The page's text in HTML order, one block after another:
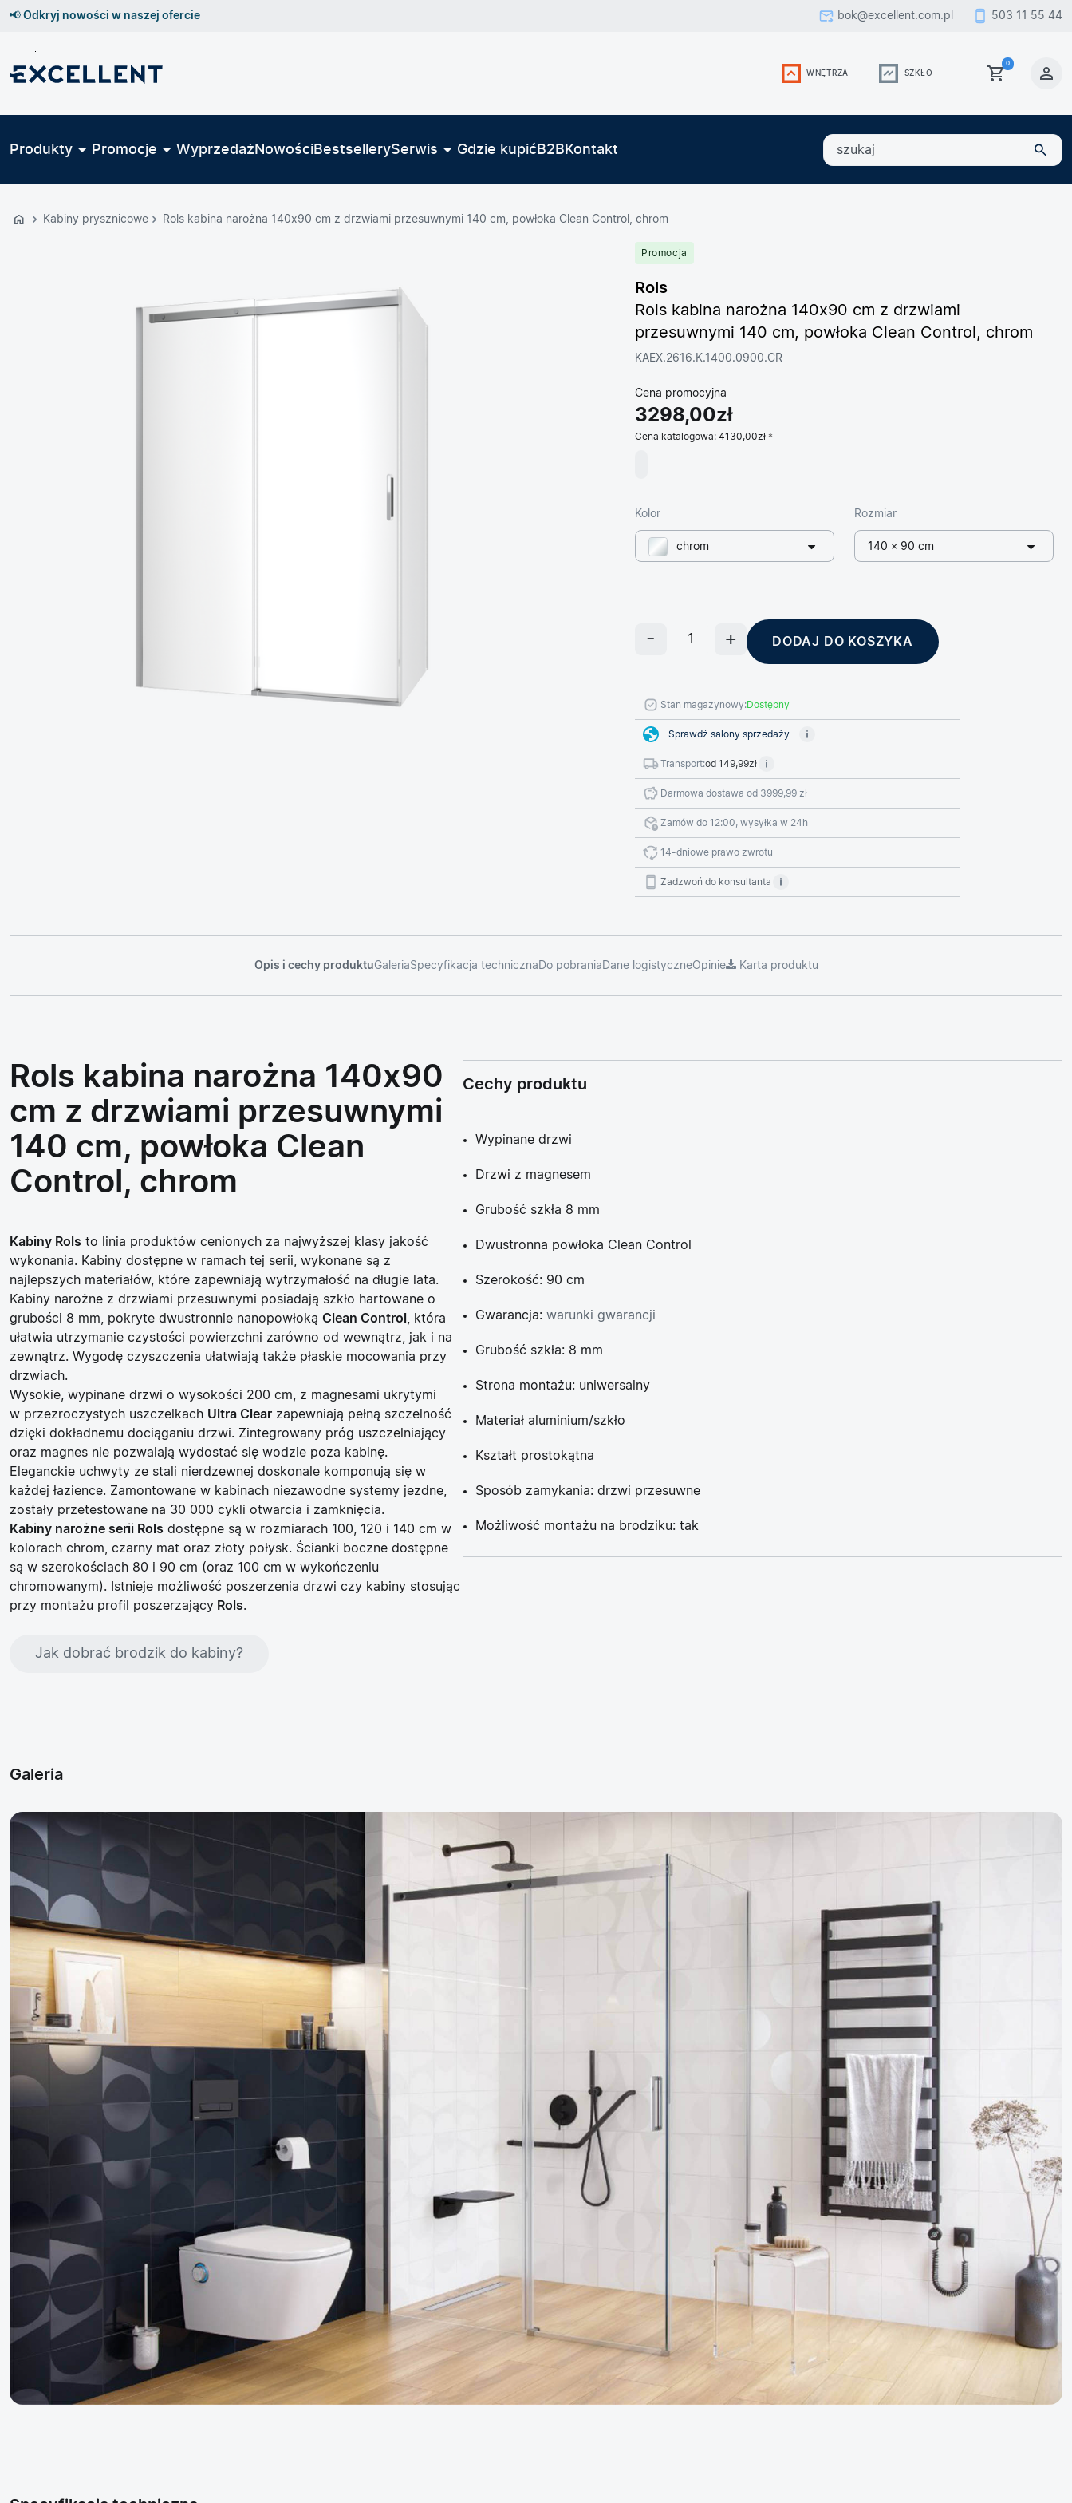
Przejdź
GŁÓWNEJ
📢 Odkryj nowości w naszej ofercie bok@excellent.com.pl 503 11 55 44
WNĘTRZA SZKŁO
0
Produkty Promocje Wyprzedaż NowościBestsellerySerwis Gdzie kupićB2B Kontakt
szukaj
Kabiny prysznicowe Rols kabina narożna 140x90 cm z drzwiami przesuwnymi 140 cm, powłoka Clean Control, chrom
Promocja
Rols
Rols kabina narożna 140x90 cm z drzwiami
przesuwnymi 140 cm, powłoka Clean Control, chrom
KAEX.2616.K.1400.0900.CR
Cena promocyjna
3298,00zł
Cena katalogowa: 4130,00zł
Kolor
chrom
Rozmiar
140 × 90 cm
DODAJ DO KOSZYKA
Stan magazynowy:Dostępny
Sprawdź salony sprzedaży
Transport:od 149,99zł
Darmowa dostawa od 3999,99 zł
Zamów do 12:00, wysyłka w 24h
14-dniowe prawo zwrotu
Zadzwoń do konsultanta
Opis i cechy produktuGaleriaSpecyfikacja techniczna Do pobrania Dane logistyczneOpinie Karta produktu
Rols kabina narożna 140x90
cm z drzwiami przesuwnymi
140 cm, powłoka Clean
Control, chrom
Kabiny Rols to linia produktów cenionych za najwyższej klasy jakość
wykonania. Kabiny dostępne w ramach tej serii, wykonane są z
najlepszych materiałów, które zapewniają wytrzymałość na długie lata.
Kabiny narożne z drzwiami przesuwnymi posiadają szkło hartowane o
grubości 8 mm , pokryte dwustronnie nanopowłoką Clean Control
, która
ułatwia utrzymanie czystości powierzchni zarówno od wewnątrz, jak i na
zewnątrz. Wygodę czyszczenia ułatwiają także płaskie mocowania przy
drzwiach.
Wysokie, wypinane drzwi o wysokości 200 cm, z magnesami ukrytymi
w przezroczystych uszczelkach Ultra Clear zapewniają pełną szczelność
dzięki dokładnemu dociąganiu drzwi. Zintegrowany próg uszczelniający
oraz magnes nie pozwalają wydostać się wodzie poza kabinę.
Eleganckie uchwyty ze stali nierdzewnej doskonale komponują się w
każdej łazience. Zamontowane w kabinach niezawodne systemy jezdne,
zostały przetestowane na 30 000 cykli otwarcia i zamknięcia.
Kabiny narożne serii Rols dostępne są w rozmiarach 100, 120 i 140 cm w
kolorach chrom, czarny mat oraz złoty połysk. Ścianki boczne dostępne
są w szerokościach 80 i 90 cm (oraz 100 cm w wykończeniu
chromowanym). Istnieje możliwość poszerzenia drzwi czy kabiny stosując
przy montażu profil poszerzający Rols.
Cechy produktu
Wypinane drzwi
Drzwi z magnesem
Grubość szkła 8 mm
Dwustronna powłoka Clean Control
Szerokość: 90 cm
Gwarancja: warunki gwarancji
Grubość szkła: 8 mm
Strona montażu: uniwersalny
Materiał aluminium/szkło
Kształt prostokątna
Sposób zamykania: drzwi przesuwne
Możliwość montażu na brodziku: tak
Jak dobrać brodzik do kabiny?
Galeria